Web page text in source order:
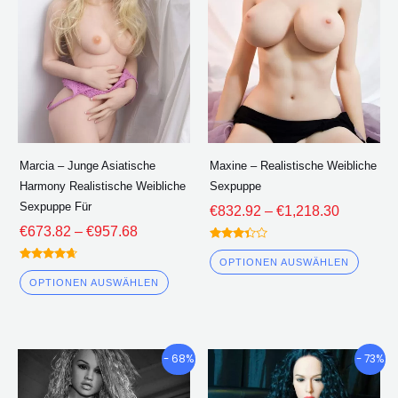
Marcia – Junge Asiatische
Harmony Realistische Weibliche
Sexpuppe Für
€673.82 – €957.68
Bewertet
4.50
von 5
OPTIONEN AUSWÄHLEN
Die
Optionen
können
auf
Produktseite
ausgewählt
werden
Maxine – Realistische Weibliche
Sexpuppe
€832.92 – €1,218.30
Bewertet
3.25
von 5
OPTIONEN AUSWÄHLEN
auf
- 68%
Preisklasse:
€768.20
durch
Dieses
Produkt
- 73%
€764.40
durch